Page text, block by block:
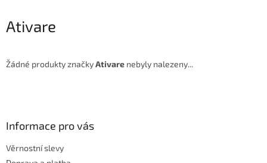
Ativare
Žádné produkty značkyAtivare nebyly nalezeny...
Informace pro vás
Věrnostní slevy